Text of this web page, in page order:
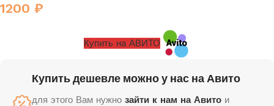
1200 ₽
Купить на АВИТО
Купить дешевле можно у нас на Авито
для этого Вам нужно зайти к нам на Авито и